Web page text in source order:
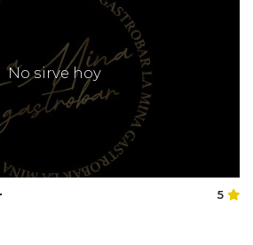
No sirve hoy
5